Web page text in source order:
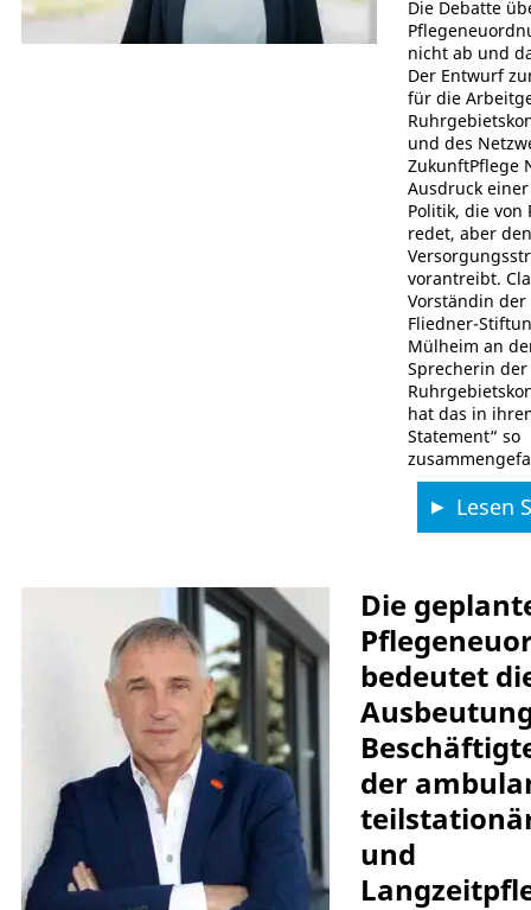
Die Debatte
nicht ab und
Der Entwurf
für die
und des
ZukunftPflege
Ausdruck
Politik, die von
redet, aber
vorantreibt.
Vorständin der
Fliedner-
Mülheim an
Sprecherin der
hat das in
Statement“ so
Lesen
Die
bedeutet
der
und